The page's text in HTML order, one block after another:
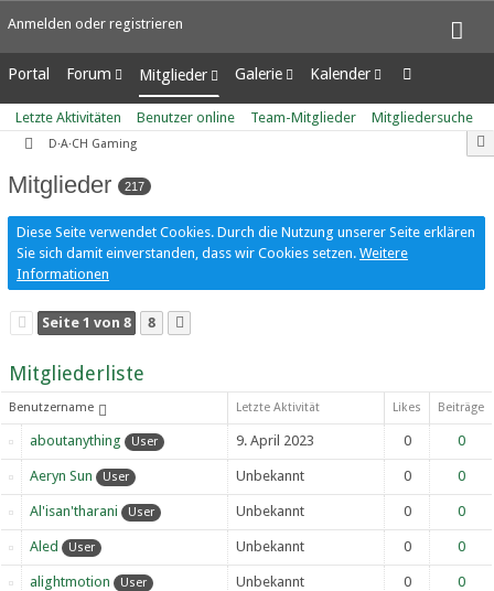
Anmelden oder registrieren
Portal Forum
Unerledigte Themen
Mitglieder
Letzte Aktivitäten
Benutzer online
Mitgliedersuche
Galerie
Alben
Bilder
Kalender
Wochenansicht
Tagesansicht
Letzte Aktivitäten Benutzer online Team-Mitglieder Mitgliedersuche
D·A·CH Gaming
Mitglieder 217
Diese Seite verwendet Cookies. Durch die Nutzung unserer Seite erklären
Sie sich damit einverstanden, dass wir Cookies setzen. Weitere
Informationen
Seite 1 von 8 8
Mitgliederliste
Benutzername Letzte Aktivität Likes Beiträge
aboutanything User 9. April 2023 0 0
Aeryn Sun User Unbekannt 0 0
Al'isan'tharani User Unbekannt 0 0
Aled User Unbekannt 0 0
alightmotion User Unbekannt 0 0